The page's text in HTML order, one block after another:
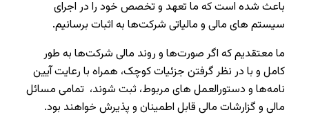
باعث شده است که ما تعهد و تخصص خود را در اجرای
سیستم‌ های مالی و مالیاتی شرکت‌ها به اثبات برسانیم.
ما معتقدیم که اگر صورت‌ها و روند مالی شرکت‌ها به طور
کامل و با در نظر گرفتن جزئیات کوچک، همراه با رعایت آیین
‌نامه‌ها و دستورالعمل‌ های مربوط، ثبت شوند، تمامی مسائل
مالی و گزارشات مالی قابل اطمینان و پذیرش خواهند بود.